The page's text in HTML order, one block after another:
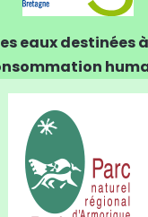
eaux destinées